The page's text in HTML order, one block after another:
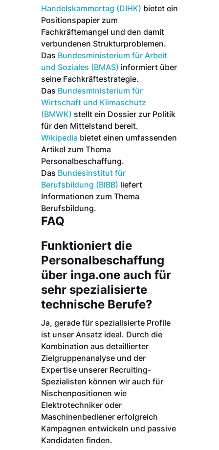
Handelskammertag (DIHK) bietet ein
Positionspapier zum
Fachkräftemangel und den damit
verbundenen Strukturproblemen.
Das Bundesministerium für Arbeit
und Soziales (BMAS) informiert über
seine Fachkräftestrategie.
Das Bundesministerium für
Wirtschaft und Klimaschutz
(BMWK) stellt ein Dossier zur Politik
für den Mittelstand bereit.
Wikipedia bietet einen umfassenden
Artikel zum Thema
Personalbeschaffung.
Das Bundesinstitut für
Berufsbildung (BIBB) liefert
Informationen zum Thema
Berufsbildung.
FAQ
Funktioniert die
Personalbeschaffung
über inga.one auch für
sehr spezialisierte
technische Berufe?
Ja, gerade für spezialisierte Profile
ist unser Ansatz ideal. Durch die
Kombination aus detaillierter
Zielgruppenanalyse und der
Expertise unserer Recruiting-
Spezialisten können wir auch für
Nischenpositionen wie
Elektrotechniker oder
Maschinenbediener erfolgreich
Kampagnen entwickeln und passive
Kandidaten finden.